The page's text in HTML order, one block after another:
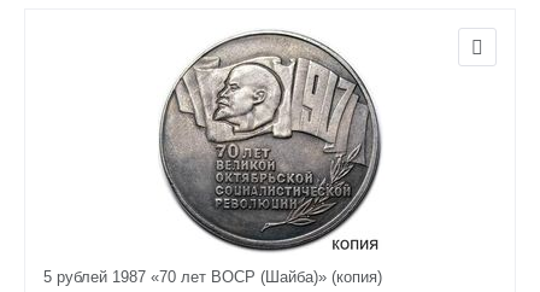
5 рублей 1987 «70 лет ВОСР (Шайба)» (копия)